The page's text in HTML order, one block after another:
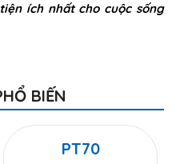
ích nhất cho cuộc sống
BIẾN
PT70